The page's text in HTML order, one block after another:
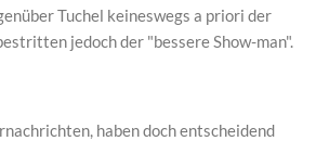
Tuchel keineswegs a priori der
jedoch der "bessere Show-man".
haben doch entscheidend